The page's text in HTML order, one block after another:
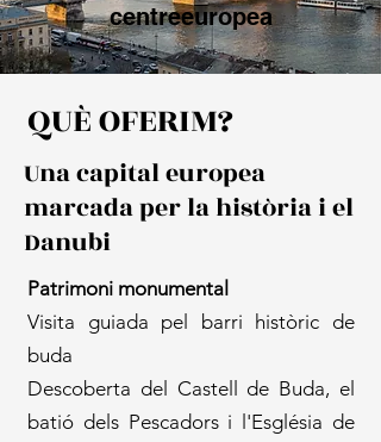
centreeuropea
QUÈ OFERIM?
Una capital europea
marcada per la història i el
Danubi
Patrimoni monumental​
Visita guiada pel barri històric de
buda
Descoberta del Castell de Buda, el
batió dels Pescadors i l'Església de